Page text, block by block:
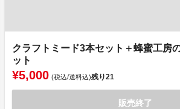
クラフトミード3本セット＋蜂蜜工房
ット
¥5,000 (税込/送料込)残り21
販売終了